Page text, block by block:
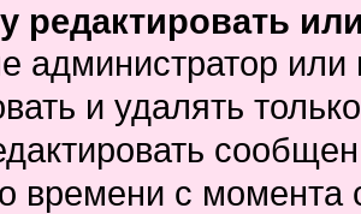
редактировать
администратор
и удалять
времени с